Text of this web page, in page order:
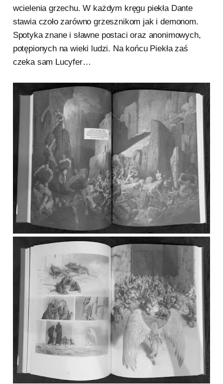
wcielenia grzechu. W każdym kręgu piekła Dante
stawia czoło zarówno grzesznikom jak i demonom.
Spotyka znane i sławne postaci oraz anonimowych,
potępionych na wieki ludzi. Na końcu Piekła zaś
czeka sam Lucyfer…